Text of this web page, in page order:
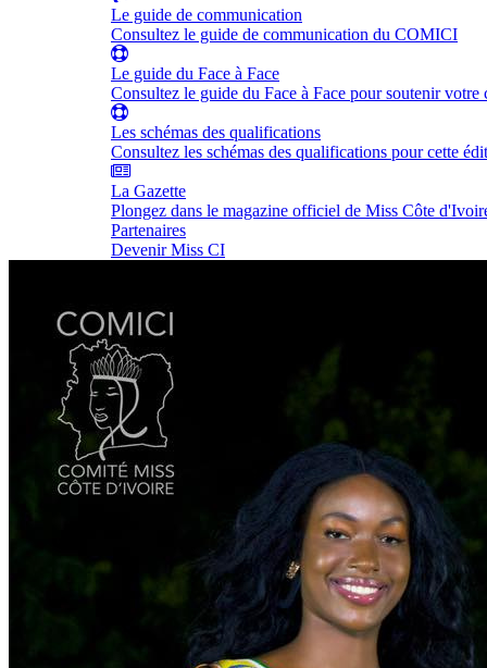
Le guide de communication
Consultez le guide de communication du COMICI
Le guide du Face à Face
Consultez le guide du Face à Face pour soutenir votre
Les schémas des qualifications
Consultez les schémas des qualifications pour cette
La Gazette
Plongez dans le magazine officiel de Miss Côte
Partenaires
Devenir Miss CI